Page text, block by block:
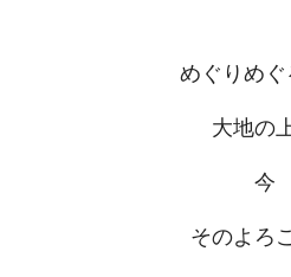
めぐりめぐ
大地の
今
そのよろ